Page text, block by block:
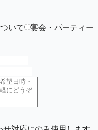
いて
宴会・パーティー